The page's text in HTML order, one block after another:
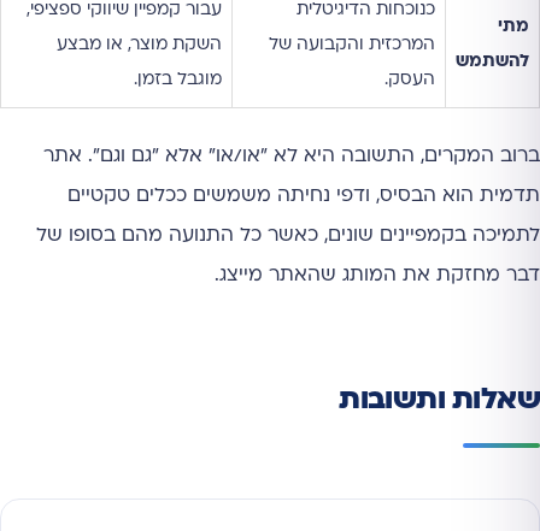
מתי
להשתמש
כנוכחות הדיגיטלית
המרכזית והקבועה של
העסק.
עבור קמפיין שיווקי ספציפי,
השקת מוצר, או מבצע
מוגבל בזמן.
ברוב המקרים, התשובה היא לא "או/או" אלא "גם וגם". אתר
תדמית הוא הבסיס, ודפי נחיתה משמשים ככלים טקטיים
לתמיכה בקמפיינים שונים, כאשר כל התנועה מהם בסופו של
דבר מחזקת את המותג שהאתר מייצג.
שאלות ותשובות